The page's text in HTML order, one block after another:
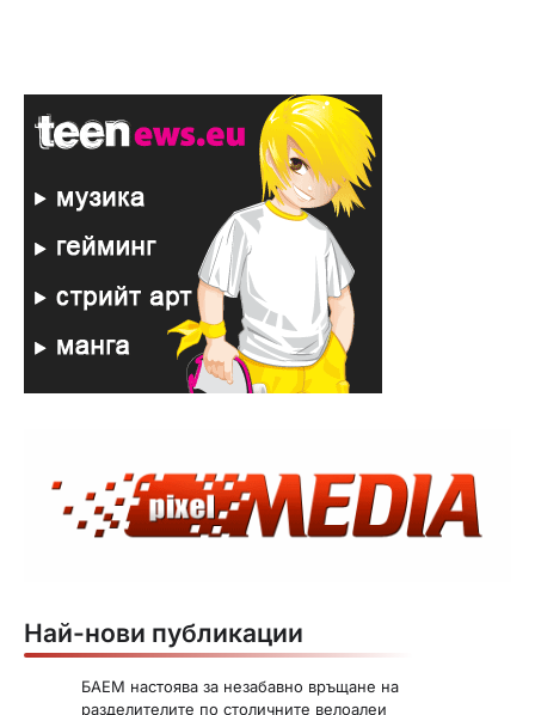
Най-нови публикации
БАЕМ настоява за незабавно връщане на
разделителите по столичните велоалеи